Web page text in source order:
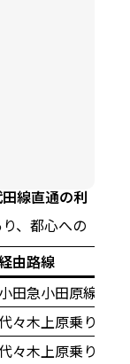
線直通の利
、都心への
由路線
小田急小田原線（急
々木上原乗り換
々木上原乗り換